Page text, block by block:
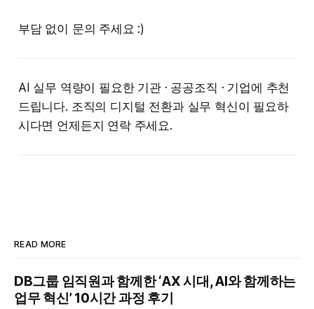
부담 없이 문의 주세요 :)
AI 실무 역량이 필요한 기관 · 공공조직 · 기업에 추천
드립니다. 조직의 디지털 전환과 실무 혁신이 필요하
시다면 언제든지 연락 주세요.
READ MORE
DB그룹 임직원과 함께한 ‘AX 시대, AI와 함께하는
업무 혁신’ 10시간 과정 후기